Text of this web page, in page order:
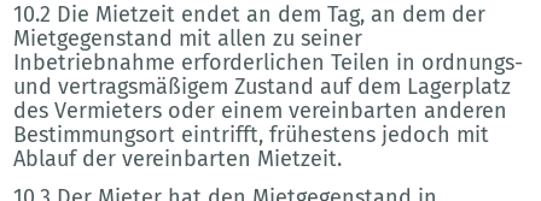
10.2 Die Mietzeit endet an dem Tag, an dem der
Mietgegenstand mit allen zu seiner
Inbetriebnahme erforderlichen Teilen in ordnungs-
und vertragsmäßigem Zustand auf dem Lagerplatz
des Vermieters oder einem vereinbarten anderen
Bestimmungsort eintrifft, frühestens jedoch mit
Ablauf der vereinbarten Mietzeit.